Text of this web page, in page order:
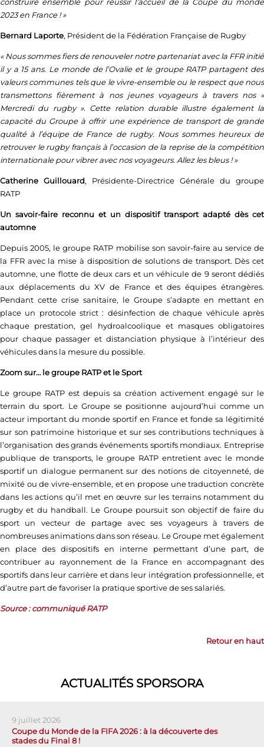
construire ensemble pour réussir l’accueil de la Coupe du monde
2023 en France ! »
Bernard Laporte, Président de la Fédération Française de Rugby
« Nous sommes fiers de renouveler notre partenariat avec la FFR initié
il y a 15 ans. Le monde de l’Ovalie et le groupe RATP partagent des
valeurs communes tels que le vivre-ensemble ou le respect que nous
transmettons fièrement à nos jeunes voyageurs à travers nos «
Mercredi du rugby ». Cette relation durable illustre également la
capacité du Groupe à offrir une expérience de transport de grande
qualité à l’équipe de France de rugby. Nous sommes heureux de
retrouver le rugby français à l’occasion de la reprise de la compétition
internationale pour vibrer avec nos voyageurs. Allez les bleus ! »
Catherine Guillouard, Présidente-Directrice Générale du groupe
RATP
Un savoir-faire reconnu et un dispositif transport adapté dès cet
automne
Depuis 2005, le groupe RATP mobilise son savoir-faire au service de
la FFR avec la mise à disposition de solutions de transport. Dès cet
automne, une flotte de deux cars et un véhicule de 9 seront dédiés
aux déplacements du XV de France et des équipes étrangères.
Pendant cette crise sanitaire, le Groupe s’adapte en mettant en
place un protocole strict : désinfection de chaque véhicule après
chaque prestation, gel hydroalcoolique et masques obligatoires
pour chaque passager et distanciation physique à l’intérieur des
véhicules dans la mesure du possible.
Zoom sur… le groupe RATP et le Sport
Le groupe RATP est depuis sa création activement engagé sur le
terrain du sport. Le Groupe se positionne aujourd’hui comme un
acteur important du monde sportif en France et fonde sa légitimité
sur son patrimoine historique et sur ses contributions techniques à
l’organisation des grands événements sportifs mondiaux. Entreprise
publique de transports, le groupe RATP entretient avec le monde
sportif un dialogue permanent sur des notions de citoyenneté, de
mixité ou de vivre-ensemble, et en propose une traduction concrète
dans les actions qu’il met en œuvre sur les terrains notamment du
rugby et du handball. Le Groupe poursuit son objectif de faire du
sport un vecteur de partage avec ses voyageurs à travers de
nombreuses animations dans son réseau. Le Groupe met également
en place des dispositifs en interne permettant d’une part, de
contribuer au rayonnement de la France en accompagnant des
sportifs dans leur carrière et dans leur intégration professionnelle, et
d’autre part de favoriser la pratique sportive de ses salariés.
Source : communiqué RATP
Retour en haut
ACTUALITÉS SPORSORA
9 juillet 2026
Coupe du Monde de la FIFA 2026 : à la découverte des
stades du Final 8 !